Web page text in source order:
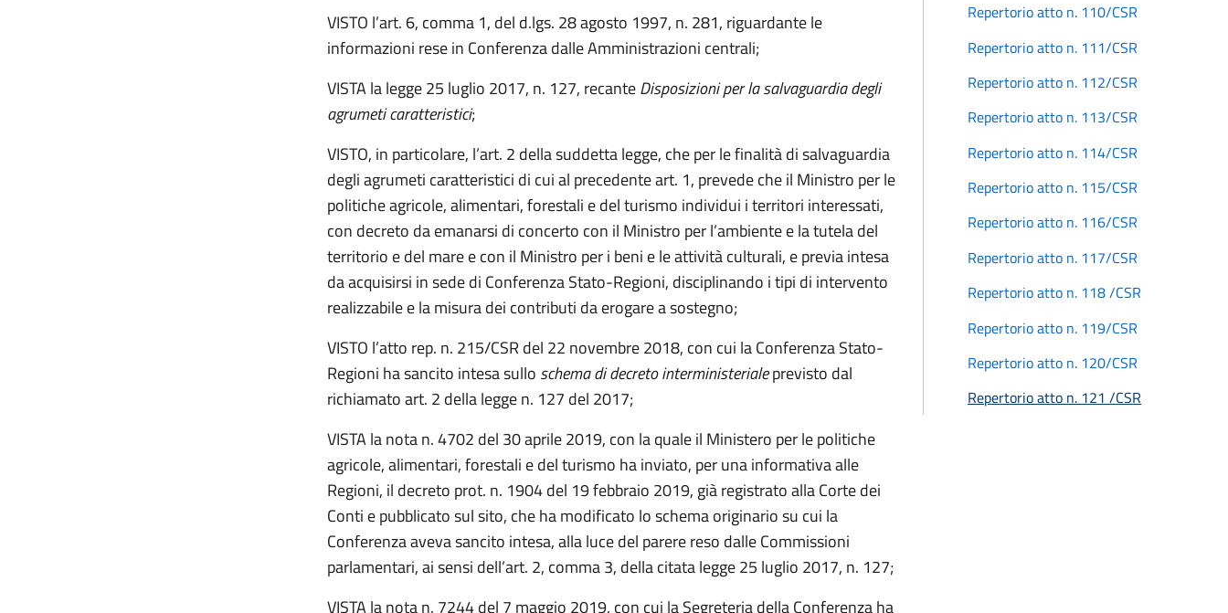
VISTO l’art. 6, comma 1, del d.lgs. 28 agosto 1997, n. 281, riguardante le
informazioni rese in Conferenza dalle Amministrazioni centrali;
VISTA la legge 25 luglio 2017, n. 127, recanteDisposizioni per la salvaguardia degli
agrumeti caratteristici;
VISTO, in particolare, l’art. 2 della suddetta legge, che per le finalità di salvaguardia
degli agrumeti caratteristici di cui al precedente art. 1, prevede che il Ministro per le
politiche agricole, alimentari, forestali e del turismo individui i territori interessati,
con decreto da emanarsi di concerto con il Ministro per l’ambiente e la tutela del
territorio e del mare e con il Ministro per i beni e le attività culturali, e previa intesa
da acquisirsi in sede di Conferenza Stato-Regioni, disciplinando i tipi di intervento
realizzabile e la misura dei contributi da erogare a sostegno;
VISTO l’atto rep. n. 215/CSR del 22 novembre 2018, con cui la Conferenza Stato-
Regioni ha sancito intesa sullo schema di decreto interministerialeprevisto dal
richiamato art. 2 della legge n. 127 del 2017;
VISTA la nota n. 4702 del 30 aprile 2019, con la quale il Ministero per le politiche
agricole, alimentari, forestali e del turismo ha inviato, per una informativa alle
Regioni, il decreto prot. n. 1904 del 19 febbraio 2019, già registrato alla Corte dei
Conti e pubblicato sul sito, che ha modificato lo schema originario su cui la
Conferenza aveva sancito intesa, alla luce del parere reso dalle Commissioni
parlamentari, ai sensi dell’art. 2, comma 3, della citata legge 25 luglio 2017, n. 127;
VISTA la nota n. 7244 del 7 maggio 2019, con cui la Segreteria della Conferenza ha
Repertorio atto n. 110/CSR
Repertorio atto n. 111/CSR
Repertorio atto n. 112/CSR
Repertorio atto n. 113/CSR
Repertorio atto n. 114/CSR
Repertorio atto n. 115/CSR
Repertorio atto n. 116/CSR
Repertorio atto n. 117/CSR
Repertorio atto n. 118 /CSR
Repertorio atto n. 119/CSR
Repertorio atto n. 120/CSR
Repertorio atto n. 121 /CSR